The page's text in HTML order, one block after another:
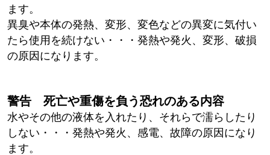
ます。
異臭や本体の発熱、変形、変色などの異変に気付い
たら使用を続けない・・・発熱や発火、変形、破損
の原因になります。
警告 死亡や重傷を負う恐れのある内容
水やその他の液体を入れたり、それらで濡らしたり
しない・・・発熱や発火、感電、故障の原因になり
ます。